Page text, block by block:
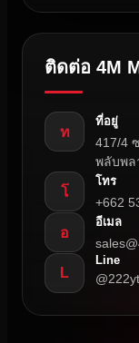
ติดต่อ 4M
ท
ที่อยู่
417/4
พลับพล
โ
โทร
+662
อ
อีเมล
L
Line